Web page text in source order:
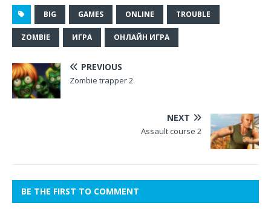
BIG GAMES ONLINE TROUBLE
ZOMBIE ИГРА ОНЛАЙН ИГРА
PREVIOUS
Zombie trapper 2
NEXT
Assault course 2
BE THE FIRST TO COMMENT